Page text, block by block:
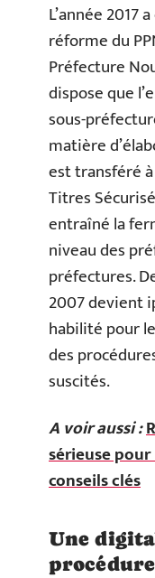
L’année 2017
réforme du
Préfecture
dispose que
sous-
matière
est transféré
Titres
entraîné la
niveau des
préfectures.
2007 devient
habilité pour
des
suscités.
A voir aussi :
sérieuse
conseils clés
Une